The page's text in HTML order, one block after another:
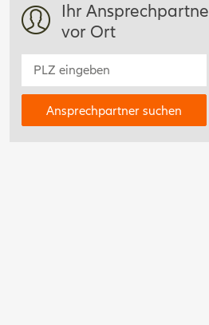
Ihr
vor Ort